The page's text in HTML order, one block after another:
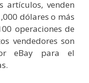
artículos, venden
dólares o más
operaciones de
vendedores son
eBay para el